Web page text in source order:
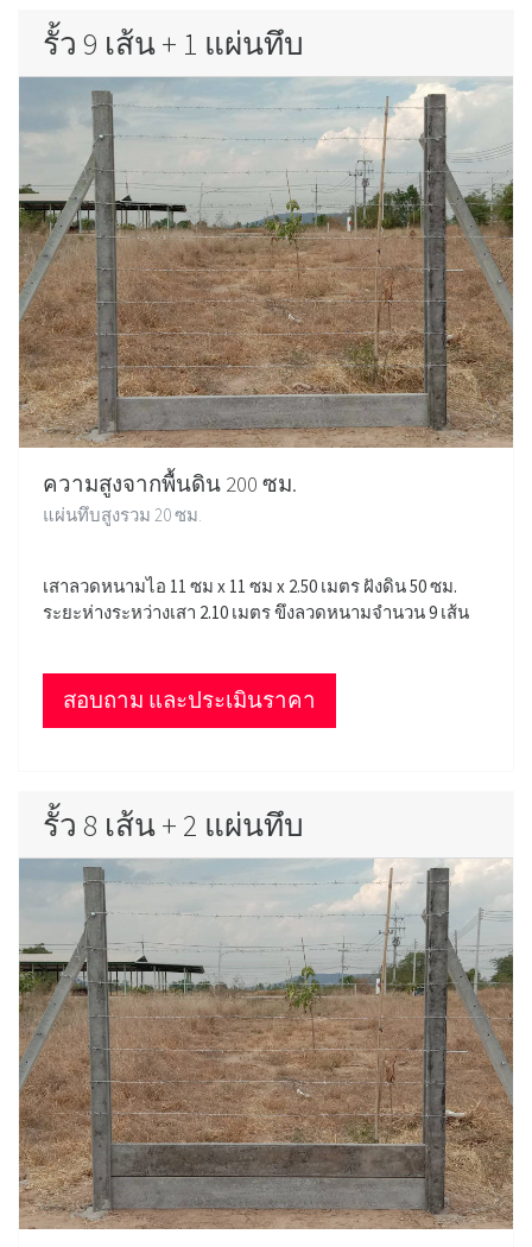
รั้ว 9 เส้น + 1 แผ่นทึบ
ความสูงจากพื้นดิน 200 ซม.
แผ่นทึบสูงรวม 20 ซม.
เสาลวดหนามไอ 11 ซม x 11 ซม x 2.50 เมตร ฝังดิน 50 ซม.
ระยะห่างระหว่างเสา 2.10 เมตร ขึงลวดหนามจำนวน 9 เส้น
สอบถาม และประเมินราคา
รั้ว 8 เส้น + 2 แผ่นทึบ